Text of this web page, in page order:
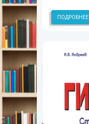
ПОДРОБНЕЕ